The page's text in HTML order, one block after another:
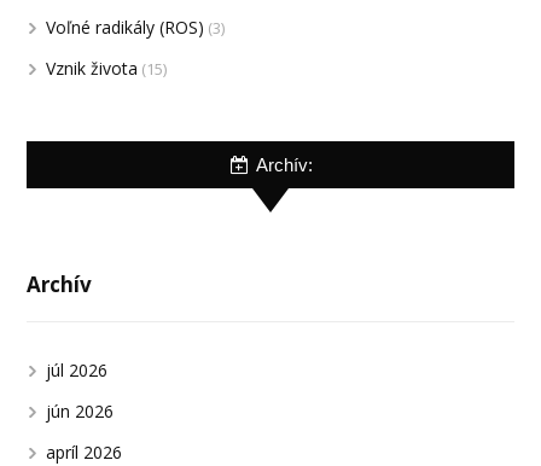
Voľné radikály (ROS) (3)
Vznik života (15)
Archív:
Archív
júl 2026
jún 2026
apríl 2026